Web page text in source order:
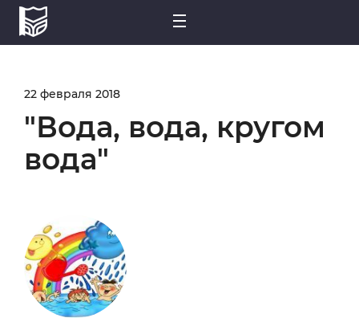
22 февраля 2018
"Вода, вода, кругом
вода"